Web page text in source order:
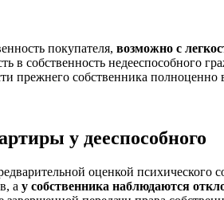
покупателя, возможно с
в собственность недееспособного
прежнего собственника
у дееспособного
оценкой психического
а у собственника наблюдаются